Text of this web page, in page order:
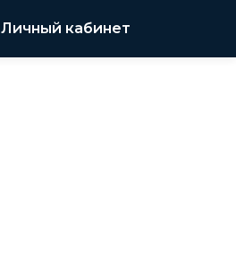
Личный кабинет